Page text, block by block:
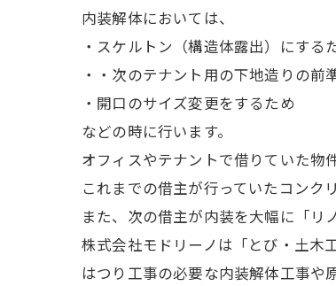
内装解体においては、
・スケルトン（構造体露出）にする
・・次のテナント用の下地造りの前
・開口のサイズ変更をするため
などの時に行います。
オフィスやテナントで借りていた物
これまでの借主が行っていたコンク
また、次の借主が内装を大幅に「リ
株式会社モドリーノは「とび・土木
はつり工事の必要な内装解体工事や